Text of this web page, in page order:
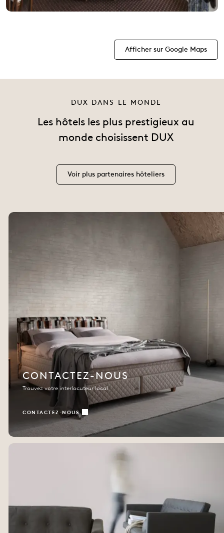
Afficher sur Google Maps
DUX DANS LE MONDE
Les hôtels les plus prestigieux au
monde choisissent DUX
Voir plus partenaires hôteliers
CONTACTEZ-NOUS
Trouvez votre interlocuteur local
CONTACTEZ-NOUS